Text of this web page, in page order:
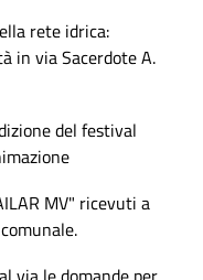
rete idrica:
in via Sacerdote A.
del festival
MV" ricevuti a